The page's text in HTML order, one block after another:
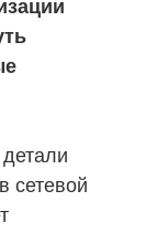
сетевой